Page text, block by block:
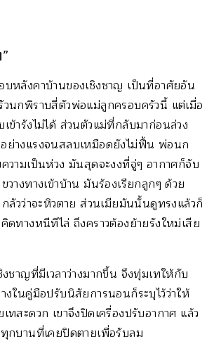
หลังคาบ้านของเชิงชาญ เป็นที่อาศัยอัน
นกพิราบสี่ตัวพ่อแม่ลูกครอบครัวนี้ แต่เมื่อ
ข้ารังไม่ได้ ส่วนตัวแม่ที่กลับมาก่อนล่วง
ย่างแรงจนสลบเหมือดยังไม่ฟื้น พ่อนก
วามเป็นห่วง มันสุดจะงงที่จู่ๆ อากาศก็จับ
างทางเข้าบ้าน มันร้องเรียกลูกๆ ด้วย
ลัวว่าจะหิวตาย ส่วนเมียมันนั้นดูทรงแล้วก็
ดทางหนีทีไล่ ถึงคราวต้องย้ายรังใหม่เสีย
งชาญที่มีเวลาว่างมากขึ้น จึงทุ่มเทให้กับ
งในคู่มือปรับนิสัยการนอนก็ระบุไว้ว่าให้
ทสะดวก เขาจึงปิดเครื่องปรับอากาศ แล้ว
กบานที่เคยปิดตายเพื่อรับลม